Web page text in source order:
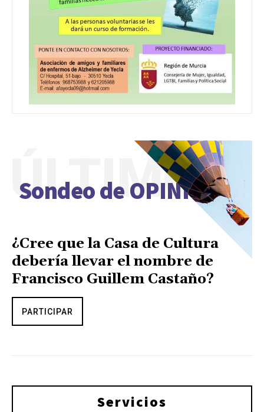
Sondeo de OPINIÓN
ÚLTIMO
¿Cree que la Casa de Cultura
debería llevar el nombre de
Francisco Guillem Castaño?
PARTICIPAR
Servicios